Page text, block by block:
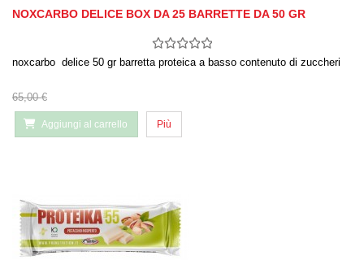
NOXCARBO DELICE BOX DA 25 BARRETTE DA 50 GR
noxcarbo delice 50 gr barretta proteica a basso contenuto di zuccheri
65,00 €
Aggiungi al carrello Più